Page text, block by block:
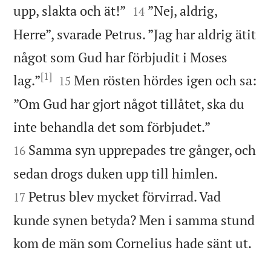
upp, slakta och ät!” 

14 ”Nej, aldrig,
Herre”, svarade Petrus. ”Jag har aldrig ätit
något som Gud har förbjudit i Moses
lag.”[1] 

15 Men rösten hördes igen och sa:
”Om Gud har gjort något tillåtet, ska du
inte behandla det som förbjudet.”
16 Samma syn upprepades tre gånger, och
sedan drogs duken upp till himlen.
17 Petrus blev mycket förvirrad. Vad
kunde synen betyda? Men i samma stund
kom de män som Cornelius hade sänt ut.